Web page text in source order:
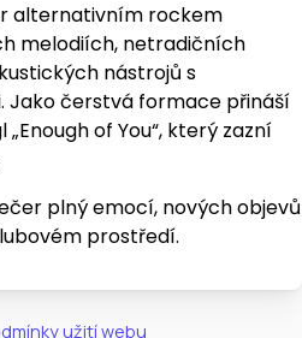
alternativním rockem
melodiích, netradičních
nástrojů s
Jako čerstvá formace přináší
of You“, který zazní
plný emocí, nových objevů
prostředí.
užití webu